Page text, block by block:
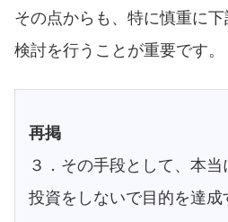
その点からも、特に慎重に
検討を行うことが重要です。
再掲
３．その手段として、本
投資をしないで目的を達